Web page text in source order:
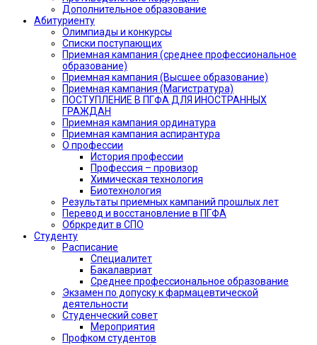
Дополнительное образование
Абитуриенту
Олимпиады и конкурсы
Списки поступающих
Приемная кампания (среднее профессиональное
образование)
Приемная кампания (Высшее образование)
Приемная кампания (Магистратура)
ПОСТУПЛЕНИЕ В ПГФА ДЛЯ ИНОСТРАННЫХ
ГРАЖДАН
Приемная кампания ординатура
Приемная кампания аспирантура
О профессии
История профессии
Профессия – провизор
Химическая технология
Биотехнология
Результаты приемных кампаний прошлых лет
Перевод и восстановление в ПГФА
Обркредит в СПО
Студенту
Расписание
Специалитет
Бакалавриат
Среднее профессиональное образование
Экзамен по допуску к фармацевтической
деятельности
Студенческий совет
Мероприятия
Профком студентов